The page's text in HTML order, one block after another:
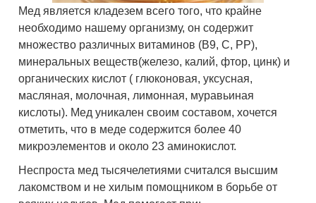
Мед является кладезем всего того, что крайне
необходимо нашему организму, он содержит
множество различных витаминов (В9, С, РР),
минеральных веществ(железо, калий, фтор, цинк) и
органических кислот ( глюконовая, уксусная,
масляная, молочная, лимонная, муравьиная
кислоты). Мед уникален своим составом, хочется
отметить, что в меде содержится более 40
микроэлементов и около 23 аминокислот.
Неспроста мед тысячелетиями считался высшим
лакомством и не хилым помощником в борьбе от